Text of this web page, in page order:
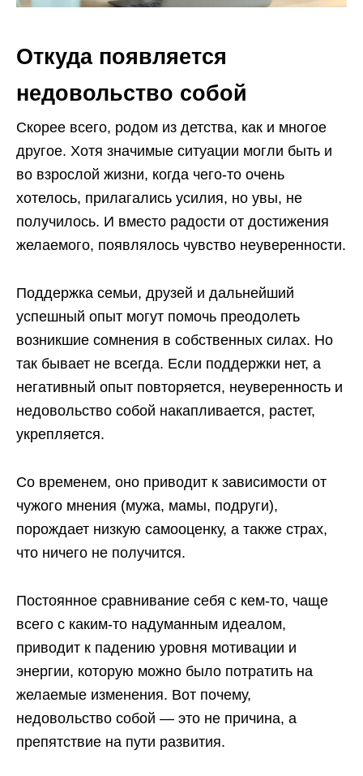
Откуда появляется
недовольство собой
Скорее всего, родом из детства, как и многое
другое. Хотя значимые ситуации могли быть и
во взрослой жизни, когда чего-то очень
хотелось, прилагались усилия, но увы, не
получилось. И вместо радости от достижения
желаемого, появлялось чувство неуверенности.
Поддержка семьи, друзей и дальнейший
успешный опыт могут помочь преодолеть
возникшие сомнения в собственных силах. Но
так бывает не всегда. Если поддержки нет, а
негативный опыт повторяется, неуверенность и
недовольство собой накапливается, растет,
укрепляется.
Со временем, оно приводит к зависимости от
чужого мнения (мужа, мамы, подруги),
порождает низкую самооценку, а также страх,
что ничего не получится.
Постоянное сравнивание себя с кем-то, чаще
всего с каким-то надуманным идеалом,
приводит к падению уровня мотивации и
энергии, которую можно было потратить на
желаемые изменения. Вот почему,
недовольство собой — это не причина, а
препятствие на пути развития.